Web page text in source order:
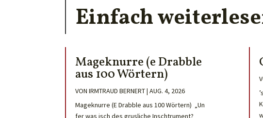
Einfach
Mageknurre (e Drabble
aus 100 Wörtern)
VONIRMTRAUD BERNERT|AUG. 4, 2026
Mageknurre (E Drabble aus 100 Wörtern) „Un
fer was isch des grusliche Inschtrument?